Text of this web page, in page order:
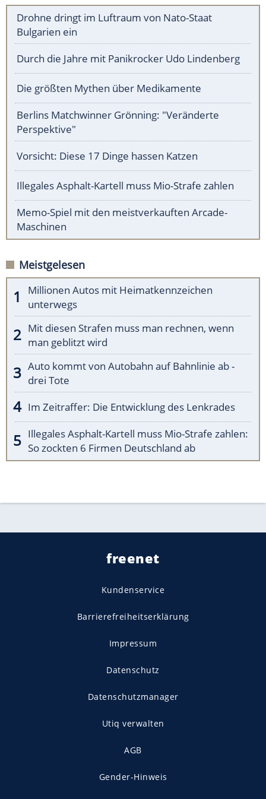
Drohne dringt im Luftraum von Nato-Staat
Bulgarien ein
Durch die Jahre mit Panikrocker Udo Lindenberg
Die größten Mythen über Medikamente
Berlins Matchwinner Grönning: "Veränderte
Perspektive"
Vorsicht: Diese 17 Dinge hassen Katzen
Illegales Asphalt-Kartell muss Mio-Strafe zahlen
Memo-Spiel mit den meistverkauften Arcade-
Maschinen
Meistgelesen
Millionen Autos mit Heimatkennzeichen
unterwegs
Mit diesen Strafen muss man rechnen, wenn
man geblitzt wird
Auto kommt von Autobahn auf Bahnlinie ab -
drei Tote
Im Zeitraffer: Die Entwicklung des Lenkrades
Illegales Asphalt-Kartell muss Mio-Strafe zahlen:
So zockten 6 Firmen Deutschland ab
freenet
Kundenservice
Barrierefreiheitserklärung
Impressum
Datenschutz
Datenschutzmanager
Utiq verwalten
AGB
Gender-Hinweis